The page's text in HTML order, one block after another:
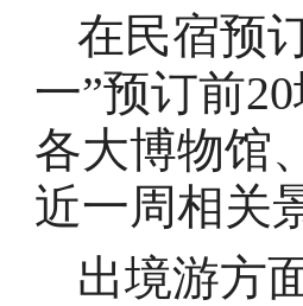
在民宿预
一”预订前
各大博物馆
近一周相关
出境游方